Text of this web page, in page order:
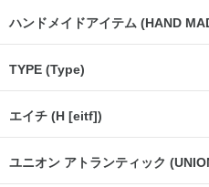
ハンドメイドアイテム (HAND
TYPE (Type)
エイチ (H [eitf])
ユニオン アトランティック